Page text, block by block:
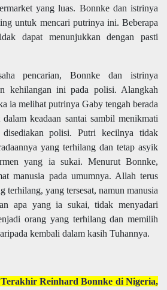
yang luas. Bonnke dan istrinya
untuk mencari putrinya ini. Beberapa
dapat menunjukkan dengan pasti
pencarian, Bonnke dan istrinya
kehilangan ini pada polisi. Alangkah
ia melihat putrinya Gaby tengah berada
keadaan santai sambil menikmati
disediakan polisi. Putri kecilnya tidak
yang terhilang dan tetap asyik
yang ia sukai. Menurut Bonnke,
manusia pada umumnya. Allah terus
terhilang, yang tersesat, namun manusia
apa yang ia sukai, tidak menyadari
orang yang terhilang dan memilih
kembali dalam kasih Tuhannya.
Reinhard Bonnke di Nigeria,